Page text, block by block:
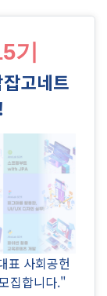
기
고네트
표 사회공헌
집합니다."